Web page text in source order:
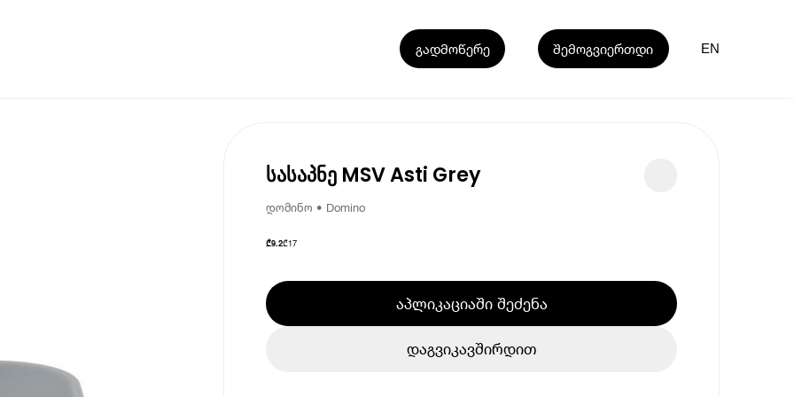
გადმოწერე შემოგვიერთდი EN
სასაპნე MSV Asti Grey
დომინო • Domino
₾9.2₾17
აპლიკაციაში შეძენა
დაგვიკავშირდით